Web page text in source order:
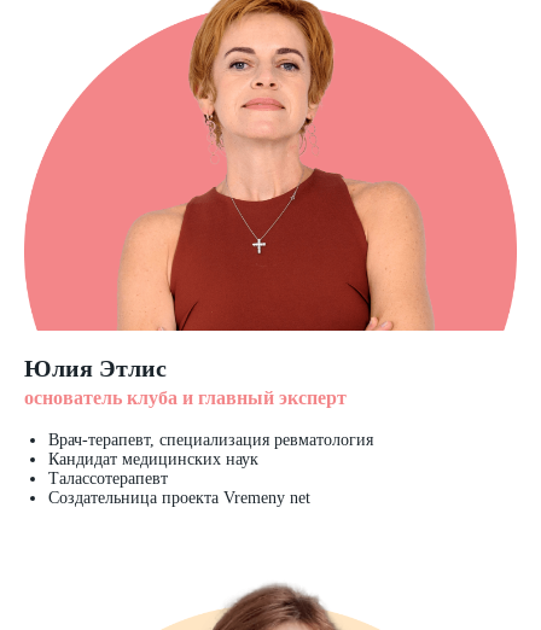
Юлия Этлис
основатель клуба и главный эксперт
Врач-терапевт, специализация ревматология
Кандидат медицинских наук
Талассотерапевт
Создательница проекта Vremeny net